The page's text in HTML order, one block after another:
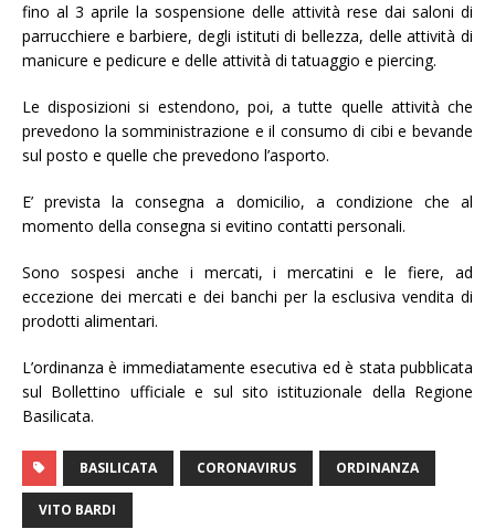
fino al 3 aprile la sospensione delle attività rese dai saloni di
parrucchiere e barbiere, degli istituti di bellezza, delle attività di
manicure e pedicure e delle attività di tatuaggio e piercing.
Le disposizioni si estendono, poi, a tutte quelle attività che
prevedono la somministrazione e il consumo di cibi e bevande
sul posto e quelle che prevedono l’asporto.
E’ prevista la consegna a domicilio, a condizione che al
momento della consegna si evitino contatti personali.
Sono sospesi anche i mercati, i mercatini e le fiere, ad
eccezione dei mercati e dei banchi per la esclusiva vendita di
prodotti alimentari.
L’ordinanza è immediatamente esecutiva ed è stata pubblicata
sul Bollettino ufficiale e sul sito istituzionale della Regione
Basilicata.
BASILICATA CORONAVIRUS ORDINANZA
VITO BARDI